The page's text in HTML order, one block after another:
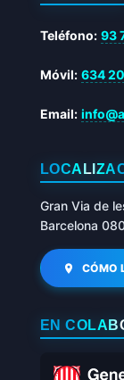
Teléfono: 93
Móvil: 634
Email:
Gran Via de
Barcelona
CÓMO
EN